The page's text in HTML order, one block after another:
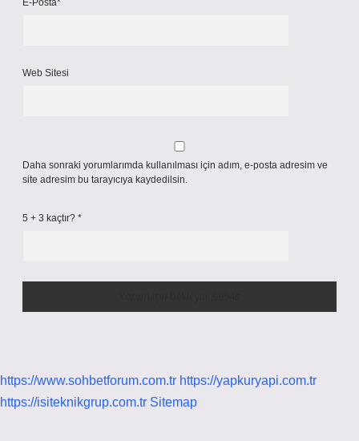
E-Posta*
Web Sitesi
Daha sonraki yorumlarımda kullanılması için adım, e-posta adresim ve
site adresim bu tarayıcıya kaydedilsin.
5 + 3 kaçtır? *
https://www.sohbetforum.com.tr https://yapkuryapi.com.tr
https://isiteknikgrup.com.tr Sitemap